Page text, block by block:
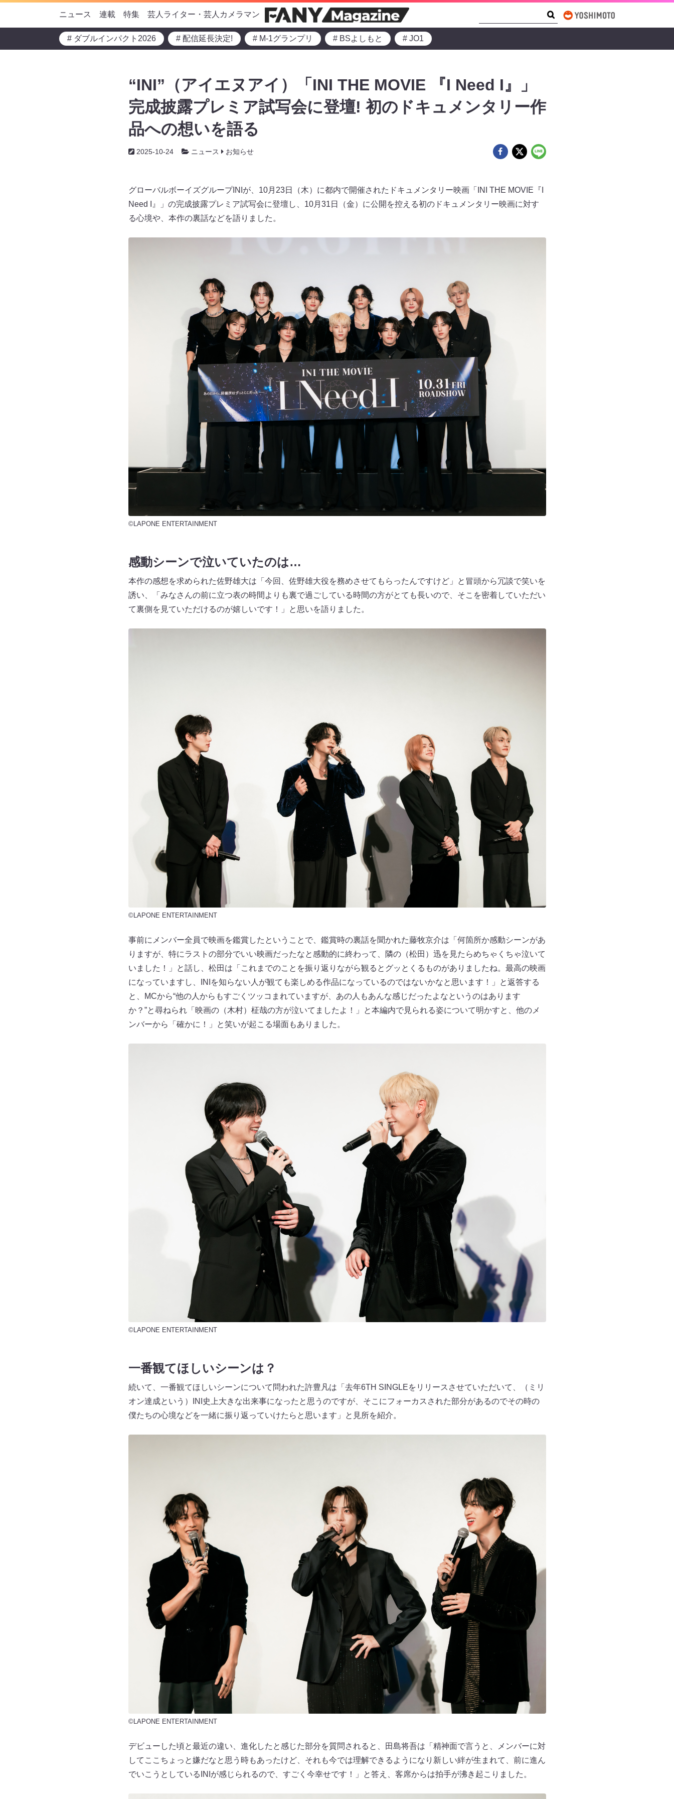
ニュース 連載 特集 芸人ライター・芸人カメラマン
# ダブルインパクト2026 # 配信延長決定! # M-1グランプリ # BSよしもと # JO1
“INI”（アイエヌアイ）「INI THE MOVIE 『I Need I』」
完成披露プレミア試写会に登壇! 初のドキュメンタリー作
品への想いを語る
2025-10-24 ニュース お知らせ
グローバルボーイズグループINIが、10月23日（木）に都内で開催されたドキュメンタリー映画「INI THE MOVIE『I
Need I』」の完成披露プレミア試写会に登壇し、10月31日（金）に公開を控える初のドキュメンタリー映画に対す
る心境や、本作の裏話などを語りました。
©LAPONE ENTERTAINMENT
感動シーンで泣いていたのは…
本作の感想を求められた佐野雄大は「今回、佐野雄大役を務めさせてもらったんですけど」と冒頭から冗談で笑いを
誘い、「みなさんの前に立つ表の時間よりも裏で過ごしている時間の方がとても長いので、そこを密着していただい
て裏側を見ていただけるのが嬉しいです！」と思いを語りました。
©LAPONE ENTERTAINMENT
事前にメンバー全員で映画を鑑賞したということで、鑑賞時の裏話を聞かれた藤牧京介は「何箇所か感動シーンがあ
りますが、特にラストの部分でいい映画だったなと感動的に終わって、隣の（松田）迅を見たらめちゃくちゃ泣いて
いました！」と話し、松田は「これまでのことを振り返りながら観るとグッとくるものがありましたね。最高の映画
になっていますし、INIを知らない人が観ても楽しめる作品になっているのではないかなと思います！」と返答する
と、MCから“他の人からもすごくツッコまれていますが、あの人もあんな感じだったよなというのはあります
か？”と尋ねられ「映画の（木村）柾哉の方が泣いてましたよ！」と本編内で見られる姿について明かすと、他のメ
ンバーから「確かに！」と笑いが起こる場面もありました。
©LAPONE ENTERTAINMENT
一番観てほしいシーンは？
続いて、一番観てほしいシーンについて問われた許豊凡は「去年6TH SINGLEをリリースさせていただいて、（ミリ
オン達成という）INI史上大きな出来事になったと思うのですが、そこにフォーカスされた部分があるのでその時の
僕たちの心境などを一緒に振り返っていけたらと思います」と見所を紹介。
©LAPONE ENTERTAINMENT
デビューした頃と最近の違い、進化したと感じた部分を質問されると、田島将吾は「精神面で言うと、メンバーに対
してここちょっと嫌だなと思う時もあったけど、それも今では理解できるようになり新しい絆が生まれて、前に進ん
でいこうとしているINIが感じられるので、すごく今幸せです！」と答え、客席からは拍手が沸き起こりました。